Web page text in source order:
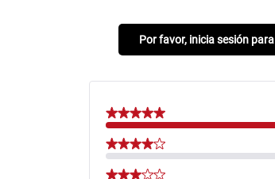
Por favor, inicia sesión